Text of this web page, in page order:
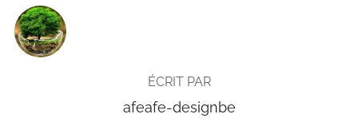
ÉCRIT PAR
afeafe-designbe